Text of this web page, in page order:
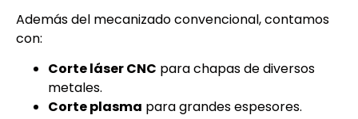
Además del mecanizado convencional, contamos
con:
Corte láser CNC para chapas de diversos
metales.
Corte plasma para grandes espesores.